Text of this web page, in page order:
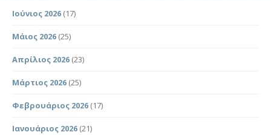
Ιούνιος 2026 (17)
Μάιος 2026 (25)
Απρίλιος 2026 (23)
Μάρτιος 2026 (25)
Φεβρουάριος 2026 (17)
Ιανουάριος 2026 (21)